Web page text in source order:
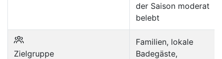
der Saison moderat
belebt
Zielgruppe
Familien, lokale
Badegäste,